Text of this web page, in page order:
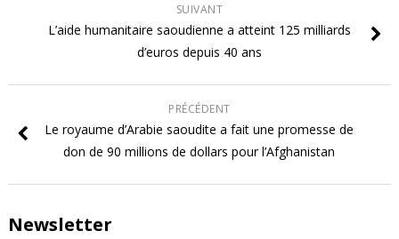
SUIVANT
L’aide humanitaire saoudienne a atteint 125 milliards
d’euros depuis 40 ans
PRÉCÉDENT
Le royaume d’Arabie saoudite a fait une promesse de
don de 90 millions de dollars pour l’Afghanistan
Newsletter